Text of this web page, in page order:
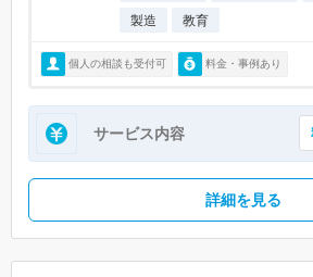
製造
教育
個人の相談も受付可 料金・事例あり
サービス内容
詳細を見る